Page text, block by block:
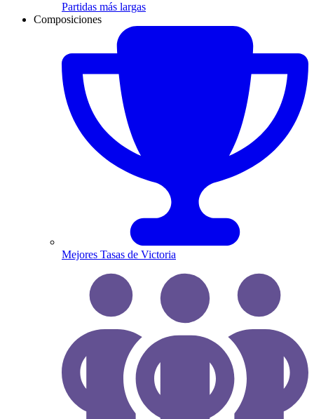
Partidas más largas
Composiciones
Mejores Tasas de Victoria